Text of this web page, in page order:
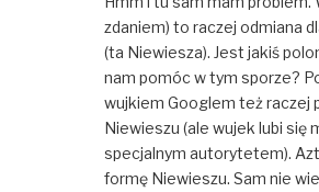
zdaniem) to raczej odmiana
(ta Niewiesza). Jest jakiś
nam pomóc w tym sporze?
wujkiem Googlem też raczej
Niewieszu (ale wujek lubi się
specjalnym autorytetem).
formę Niewieszu. Sam nie